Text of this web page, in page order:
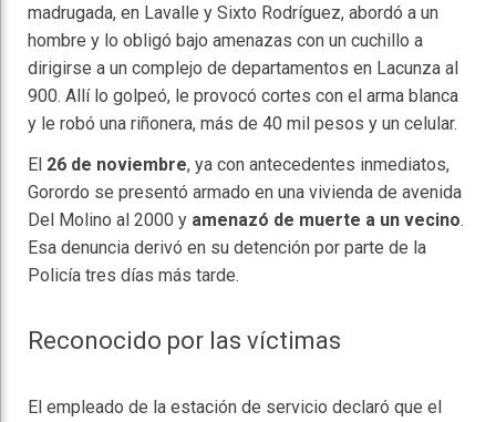
madrugada, en Lavalle y Sixto Rodríguez, abordó a un
hombre y lo obligó bajo amenazas con un cuchillo a
dirigirse a un complejo de departamentos en Lacunza al
900. Allí lo golpeó, le provocó cortes con el arma blanca
y le robó una riñonera, más de 40 mil pesos y un celular.
El 26 de noviembre, ya con antecedentes inmediatos,
Gorordo se presentó armado en una vivienda de avenida
Del Molino al 2000 y amenazó de muerte a un vecino.
Esa denuncia derivó en su detención por parte de la
Policía tres días más tarde.
Reconocido por las víctimas
El empleado de la estación de servicio declaró que el